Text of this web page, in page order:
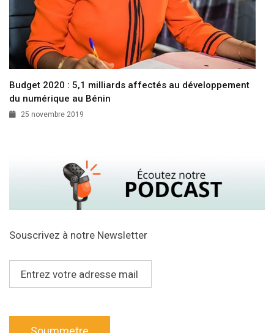
Budget 2020 : 5,1 milliards affectés au développement
du numérique au Bénin
25 novembre 2019
Souscrivez à notre Newsletter